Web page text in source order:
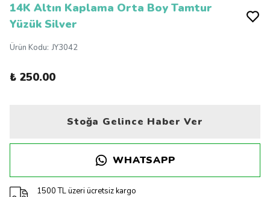
14K Altın Kaplama Orta Boy Tamtur
Yüzük Silver
Ürün Kodu: JY3042
₺ 250.00
Stoğa Gelince Haber Ver
WHATSAPP
1500 TL üzeri ücretsiz kargo